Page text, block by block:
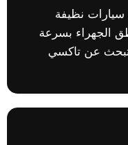
سيارات نظيفة
الجهراء بسرعة
تبحث عن تاكسي